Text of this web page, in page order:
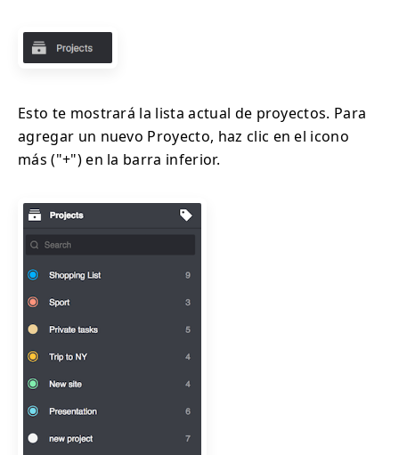
Esto te mostrará la lista actual de proyectos. Para
agregar un nuevo Proyecto, haz clic en el icono
más ("+") en la barra inferior.